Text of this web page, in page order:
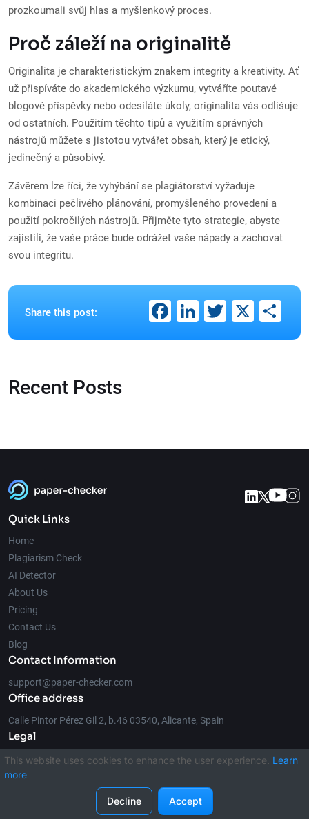
prozkoumali svůj hlas a myšlenkový proces.
Proč záleží na originalitě
Originalita je charakteristickým znakem integrity a kreativity. Ať
už přispíváte do akademického výzkumu, vytváříte poutavé
blogové příspěvky nebo odesíláte úkoly, originalita vás odlišuje
od ostatních. Použitím těchto tipů a využitím správných
nástrojů můžete s jistotou vytvářet obsah, který je etický,
jedinečný a působivý.
Závěrem lze říci, že vyhýbání se plagiátorství vyžaduje
kombinaci pečlivého plánování, promyšleného provedení a
použití pokročilých nástrojů. Přijměte tyto strategie, abyste
zajistili, že vaše práce bude odrážet vaše nápady a zachovat
svou integritu.
Share this post: Facebook
LinkedIn
Twitter
X
Recent Posts
Quick Links
Home
Plagiarism Check
AI Detector
About Us
Pricing
Contact Us
Blog
Contact Information
support@paper-checker.com
Office address
Calle Pintor Pérez Gil 2, b.46 03540, Alicante, Spain
Legal
This website uses cookies to enhance the user experience. Learn
more
Decline Accept